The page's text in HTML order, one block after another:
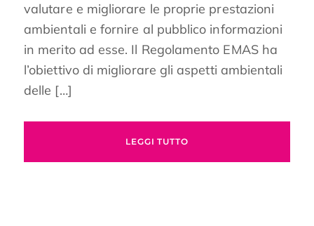
valutare e migliorare le proprie prestazioni
ambientali e fornire al pubblico informazioni
in merito ad esse. Il Regolamento EMAS ha
l’obiettivo di migliorare gli aspetti ambientali
delle […]
LEGGI TUTTO